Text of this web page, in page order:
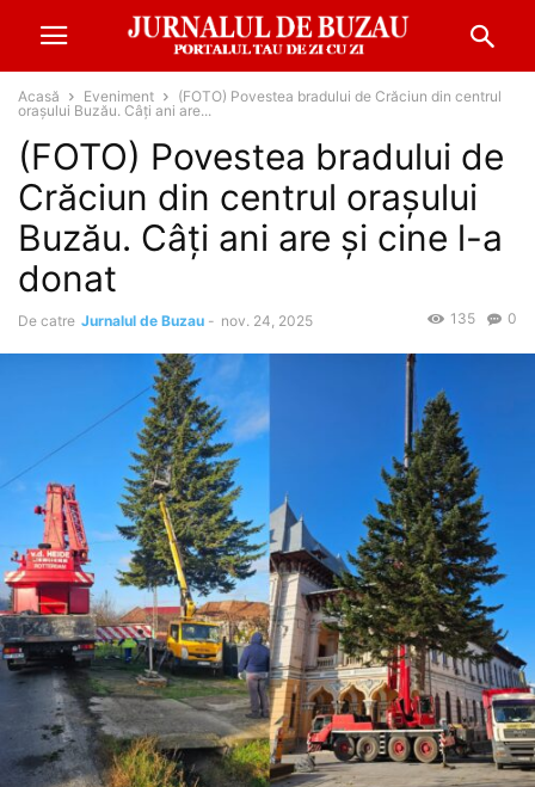
Acasă Eveniment
(FOTO) Povestea bradului de Crăciun din centrul
orașului Buzău. Câți ani are...
(FOTO) Povestea bradului de
Crăciun din centrul orașului
Buzău. Câți ani are și cine l-a
donat
De catre Jurnalul de Buzau - nov. 24, 2025 0
135